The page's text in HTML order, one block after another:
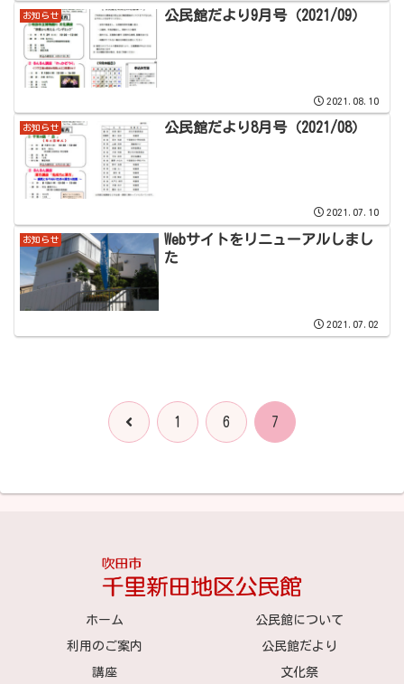
お知らせ 公民館だより9月号（2021/09）
2021.08.10
お知らせ 公民館だより8月号（2021/08）
2021.07.10
お知らせ
Webサイトをリニューアルしまし
た
2021.07.02
前 1 6 7
ホーム 公民館について
利用のご案内 公民館だより
講座 文化祭